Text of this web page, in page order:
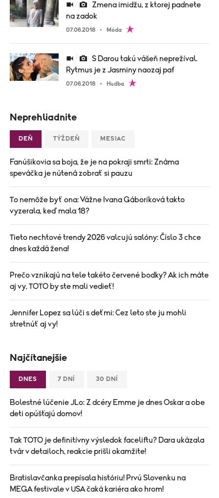
na zadok
07.06.2018 Móda
Rytmus je z Jasminy naozaj paf
07.06.2018 Hudba
Neprehliadnite
DEŇ TÝŽDEŇ MESIAC
Fanúšikovia sa boja, že je na pokraji smrti: Známa
speváčka je nútená zobrať si pauzu
To nemôže byť ona: Vážne Ivana Gáboríková takto
vyzerala, keď mala 18?
Tieto nechtové trendy 2026 valcujú salóny: Číslo 3 chce
dnes každá žena!
Prečo vznikajú na tele takéto červené bodky? Ak ich máte
aj vy, TOTO by ste mali vedieť!
Jennifer Lopez sa lúči s deťmi: Cez leto ste ju mohli
stretnúť aj vy!
Najčítanejšie
DNES 7 DNÍ 30 DNÍ
Bolestné lúčenie JLo: Z dcéry Emme je dnes Oskar a obe
deti opúšťajú domov!
Tak TOTO je definitívny výsledok faceliftu? Dara ukázala
tvár v detailoch, reakcie prišli okamžite!
Bratislavčanka prepísala históriu! Prvú Slovenku na
MEGA festivale v USA čaká kariéra ako hrom!